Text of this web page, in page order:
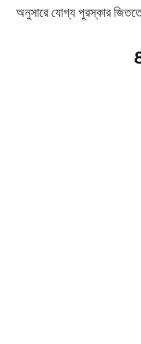
অনুসারে যোগ্য পুরস্কার